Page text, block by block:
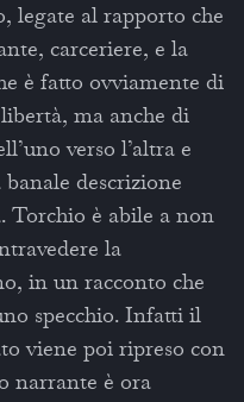
legate al rapporto che
carceriere, e la
è fatto ovviamente di
ma anche di
verso l’altra e
descrizione
Torchio è abile a non
la
in un racconto che
specchio. Infatti il
viene poi ripreso con
narrante è ora